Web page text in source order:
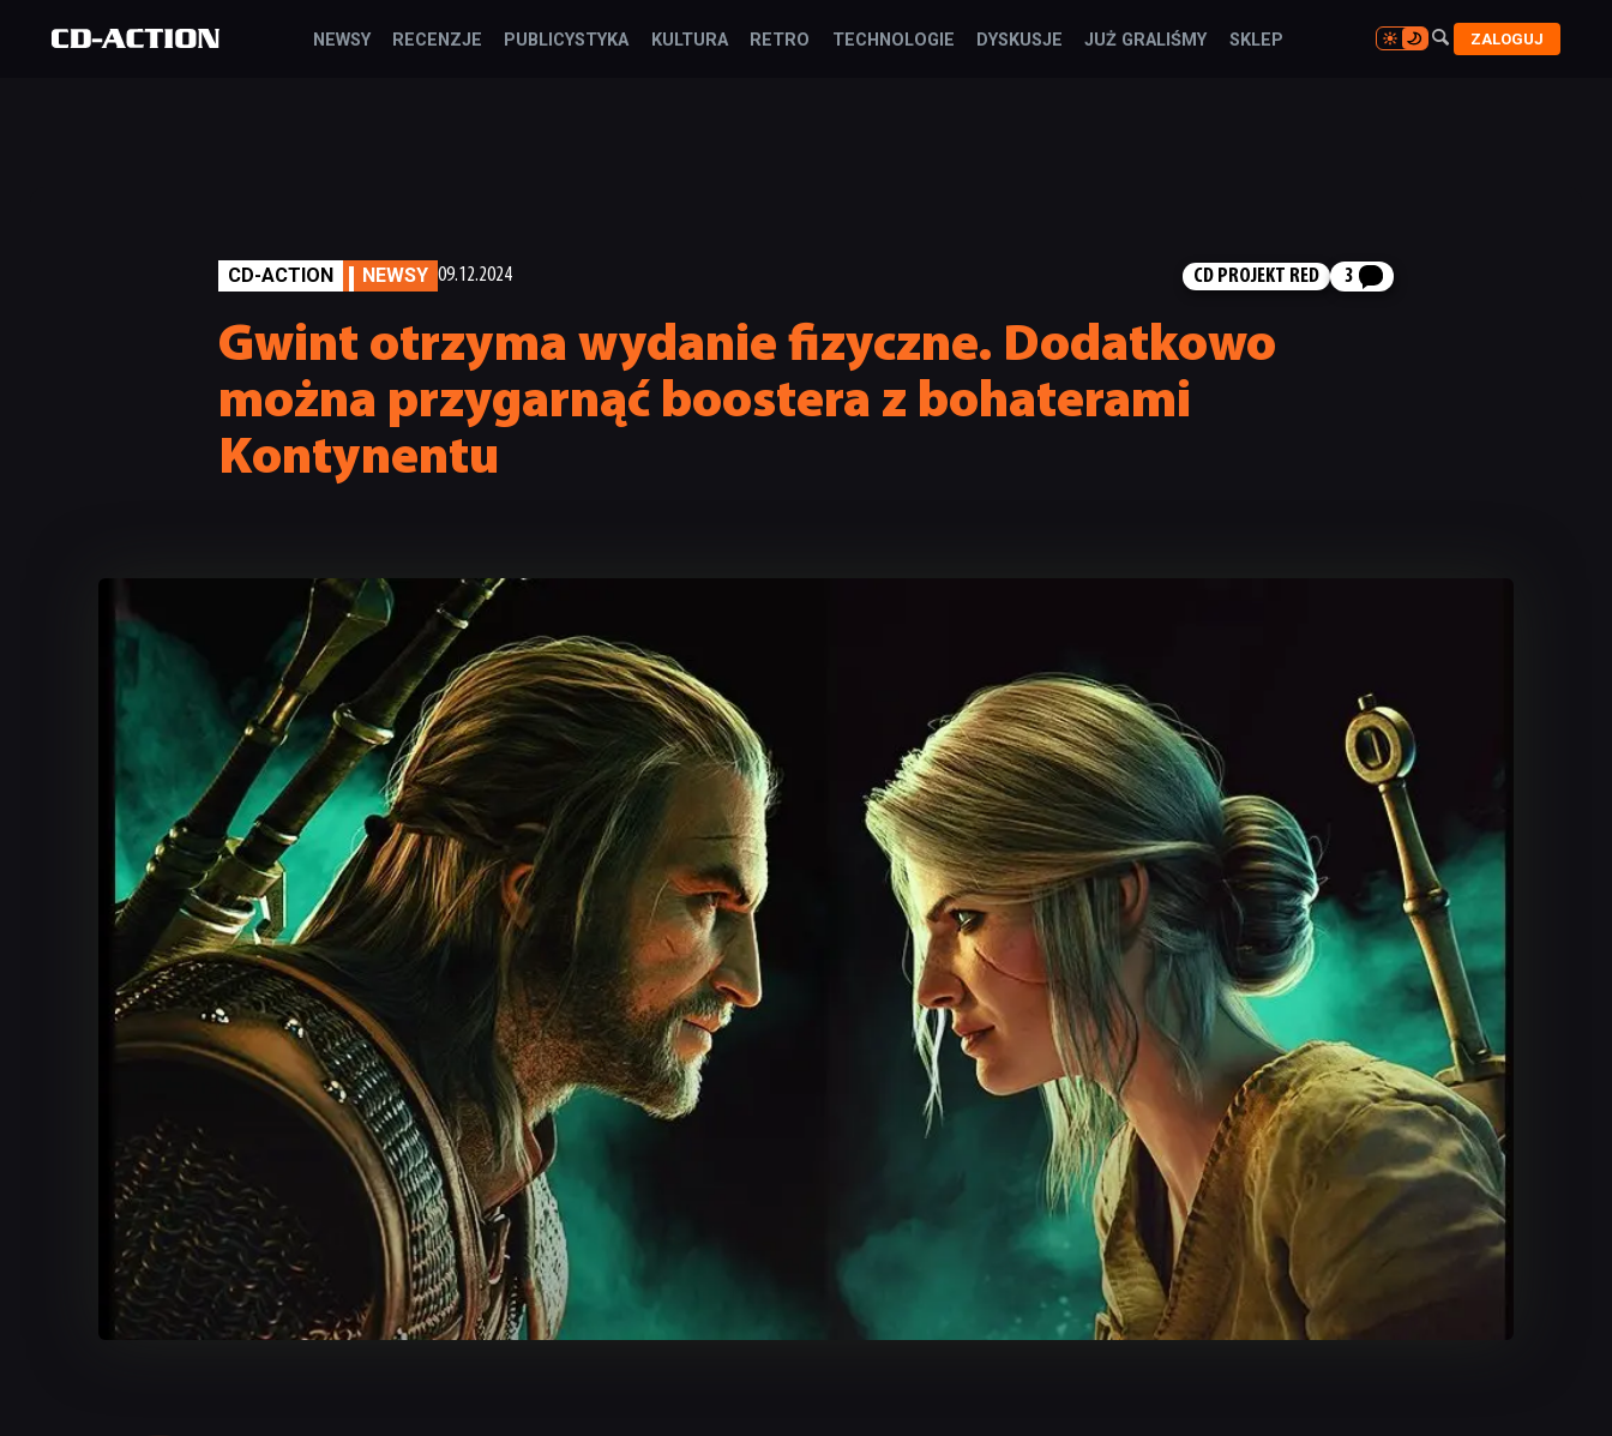
NEWSY RECENZJE PUBLICYSTYKA KULTURA RETRO TECHNOLOGIE DYSKUSJE JUŻ GRALIŚMY SKLEP 
 ZALOGUJ
CD-ACTION NEWSY 09.12.2024 CD PROJEKT RED 3
Gwint otrzyma wydanie fizyczne. Dodatkowo
można przygarnąć boostera z bohaterami
Kontynentu